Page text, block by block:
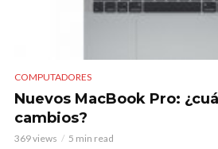
COMPUTADORES
Nuevos MacBook Pro:
cambios?
369 views 5 min read